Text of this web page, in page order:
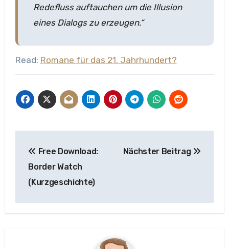
Redefluss auftauchen um die Illusion
eines Dialogs zu erzeugen.“
Read: Romane für das 21. Jahrhundert?
Free Download:
Border Watch
(Kurzgeschichte)
Nächster Beitrag